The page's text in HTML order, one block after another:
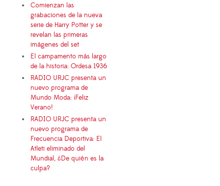
Comienzan las
grabaciones de la nueva
serie de Harry Potter y se
revelan las primeras
imágenes del set
El campamento más largo
de la historia: Ordesa 1936
RADIO URJC presenta un
nuevo programa de
Mundo Moda: ¡Feliz
Verano!
RADIO URJC presenta un
nuevo programa de
Frecuencia Deportiva: El
Atleti eliminado del
Mundial, ¿De quién es la
culpa?